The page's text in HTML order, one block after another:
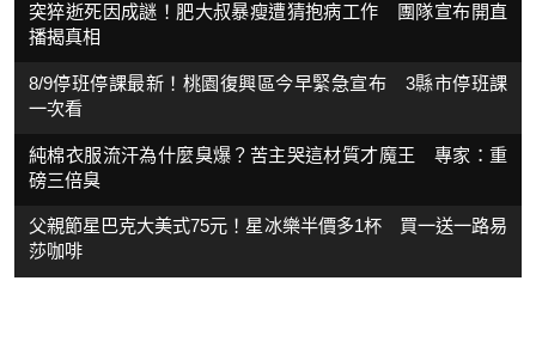
突猝逝死因成謎！肥大叔暴瘦遭猜抱病工作 團隊宣布開直
播揭真相
8/9停班停課最新！桃園復興區今早緊急宣布 3縣市停班課
一次看
純棉衣服流汗為什麼臭爆？苦主哭這材質才魔王 專家：重
磅三倍臭
父親節星巴克大美式75元！星冰樂半價多1杯 買一送一路易
莎咖啡